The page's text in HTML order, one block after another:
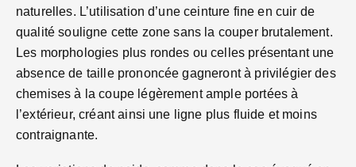
naturelles. L’utilisation d’une ceinture fine en cuir de
qualité souligne cette zone sans la couper brutalement.
Les morphologies plus rondes ou celles présentant une
absence de taille prononcée gagneront à privilégier des
chemises à la coupe légèrement ample portées à
l’extérieur, créant ainsi une ligne plus fluide et moins
contraignante.